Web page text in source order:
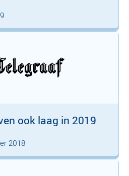
ook laag in 2019
2018